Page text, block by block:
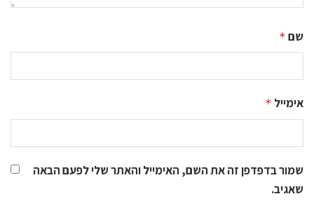
שם *
אימייל *
שמור בדפדפן זה את השם, האימייל והאתר שלי לפעם הבאה
שאגיב.